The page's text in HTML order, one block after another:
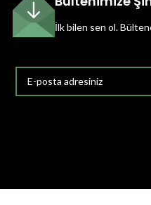
İlk bilen sen ol.